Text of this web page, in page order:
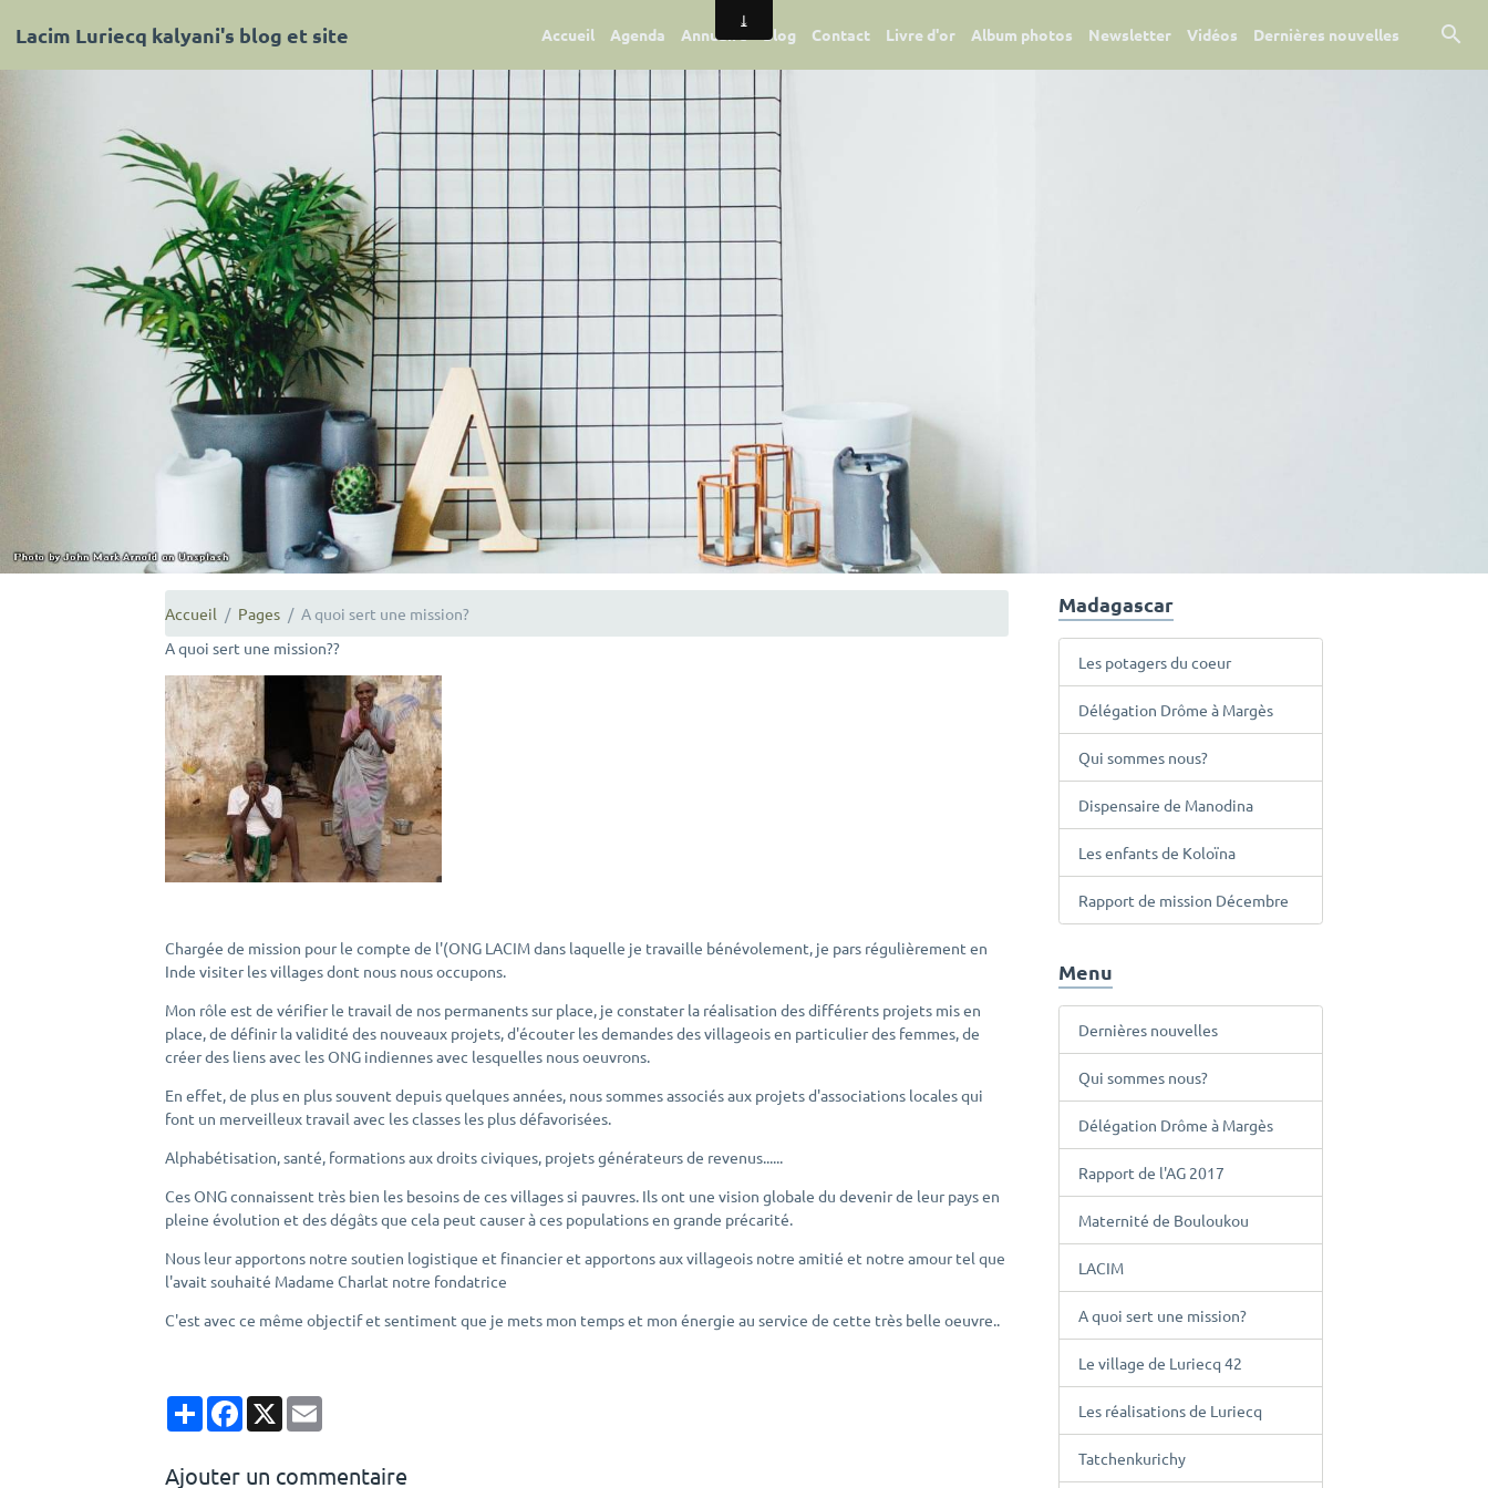
Lacim Luriecq kalyani's blog et site Accueil Agenda Annuaire Blog Contact Livre d'or Album photos Newsletter Vidéos Dernières nouvelles
Accueil Pages
A quoi sert une mission?
A quoi sert une mission??
Chargée de mission pour le compte de l'(ONG LACIM dans laquelle je travaille bénévolement, je pars régulièrement en
Inde visiter les villages dont nous nous occupons.
Mon rôle est de vérifier le travail de nos permanents sur place, je constater la réalisation des différents projets mis en
place, de définir la validité des nouveaux projets, d'écouter les demandes des villageois en particulier des femmes, de
créer des liens avec les ONG indiennes avec lesquelles nous oeuvrons.
En effet, de plus en plus souvent depuis quelques années, nous sommes associés aux projets d'associations locales qui
font un merveilleux travail avec les classes les plus défavorisées.
Alphabétisation, santé, formations aux droits civiques, projets générateurs de revenus......
Ces ONG connaissent très bien les besoins de ces villages si pauvres. Ils ont une vision globale du devenir de leur pays en
pleine évolution et des dégâts que cela peut causer à ces populations en grande précarité.
Nous leur apportons notre soutien logistique et financier et apportons aux villageois notre amitié et notre amour tel que
l'avait souhaité Madame Charlat notre fondatrice
C'est avec ce même objectif et sentiment que je mets mon temps et mon énergie au service de cette très belle oeuvre..
PartagerFacebook
X
Ajouter un commentaire
Madagascar
Les potagers du coeur
Délégation Drôme à Margès
Qui sommes nous?
Dispensaire de Manodina
Les enfants de Koloïna
Rapport de mission Décembre
Menu
Dernières nouvelles
Qui sommes nous?
Délégation Drôme à Margès
Rapport de l'AG 2017
Maternité de Bouloukou
LACIM
A quoi sert une mission?
Le village de Luriecq 42
Les réalisations de Luriecq
Tatchenkurichy